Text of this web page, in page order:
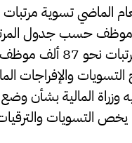
الماضي تسوية
حسب جدول
والإفراج عن مرتبات
التسويات والإفراجات
وزراة المالية بشأن وضع
يخص التسويات